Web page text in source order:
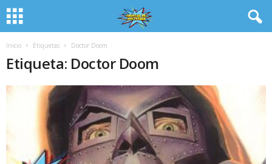
Inicio Etiquetas Doctor Doom
Etiqueta: Doctor Doom